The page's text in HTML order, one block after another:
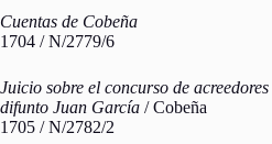
Cuentas de Cobeña
1704 / N/2779/6
Juicio sobre el concurso de
difunto Juan García / Cobeña
1705 / N/2782/2